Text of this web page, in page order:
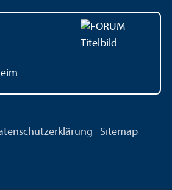
Sitemap